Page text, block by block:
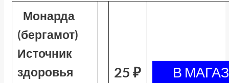
Монарда
(бергамот)
Источник
здоровья
25 ₽